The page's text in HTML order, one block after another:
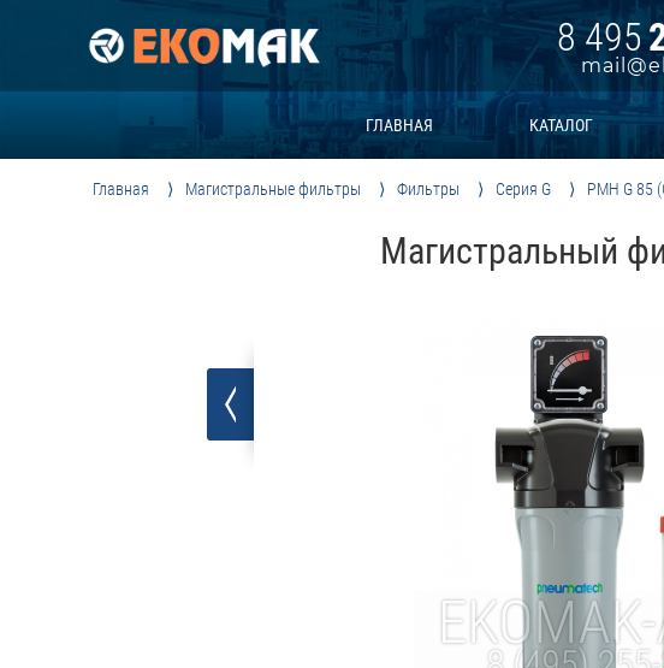
8 495
ГЛАВНАЯ КАТАЛОГ
Главная Магистральные фильтры Фильтры Серия G PMH G 85
Магистральный